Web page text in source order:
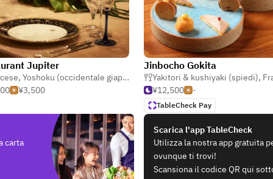
,Francese moderno
Jupiter
, Yoshoku (occidentale giapponese)
¥3,500
Jinbocho Gokita
Yakitori & kushiyaki (spiedi),
¥12,500
-
TableCheck Pay
carta
Scarica l'app TableCheck
Utilizza la nostra app gratuita
ovunque ti trovi!
Scansiona il codice QR qui